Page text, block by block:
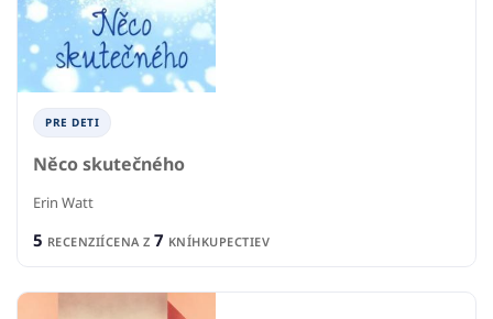
PRE DETI
Něco skutečného
Erin Watt
5 RECENZIÍCENA Z 7 KNÍHKUPECTIEV